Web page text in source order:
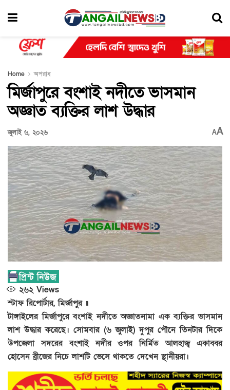
Home অপরাধ
মির্জাপুরে বংশাই নদীতে ভাসমান
অজ্ঞাত ব্যক্তির লাশ উদ্ধার
জুলাই ৬, ২০২৬ AA
২৬২ Views
স্টাফ রিপোর্টার, মির্জাপুর ॥
টাঙ্গাইলের মির্জাপুরে বংশাই নদীতে অজ্ঞাতনামা এক ব্যক্তির ভাসমান
লাশ উদ্ধার করেছে। সোমবার (৬ জুলাই) দুপুর পৌনে তিনটার দিকে
উপজেলা সদরের বংশাই নদীর ওপর নির্মিত আলহাজ্ব একাব্বর
হোসেন ব্রীজের নিচে লাশটি ভেসে থাকতে দেখেন স্থানীয়রা।